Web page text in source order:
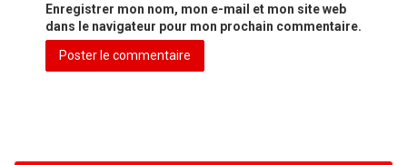
Enregistrer mon nom, mon e-mail et mon site web
dans le navigateur pour mon prochain commentaire.